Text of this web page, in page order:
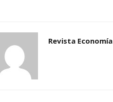
Revista Economía